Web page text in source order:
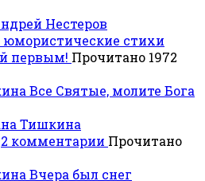
Нестеров
стихи
первым! Прочитано 1972
Все Святые, молите Бога
Тишкина
2 комментарии Прочитано
Вчера был снег